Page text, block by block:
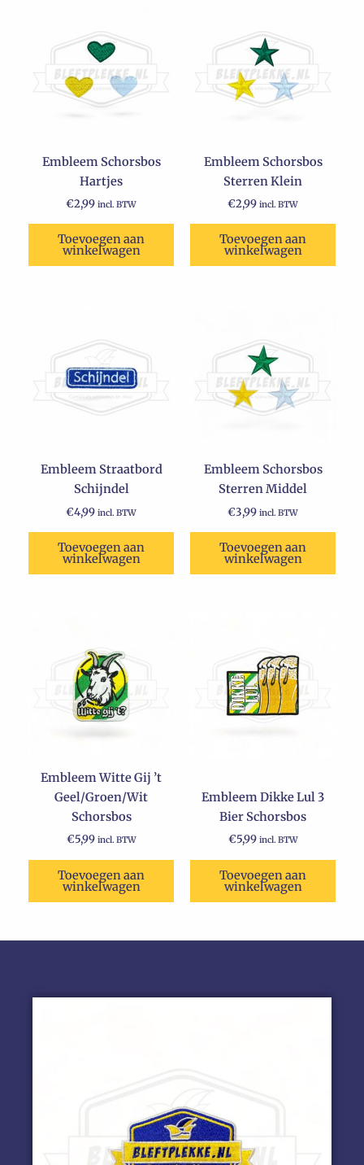
Embleem Schorsbos
Hartjes
€2,99 incl. BTW
Toevoegen aan
winkelwagen
Embleem Schorsbos
Sterren Klein
€2,99 incl. BTW
Toevoegen aan
winkelwagen
Embleem Straatbord
Schijndel
€4,99 incl. BTW
Toevoegen aan
winkelwagen
Embleem Schorsbos
Sterren Middel
€3,99 incl. BTW
Toevoegen aan
winkelwagen
Embleem Witte Gij ’t
Geel/Groen/Wit
Schorsbos
€5,99 incl. BTW
Toevoegen aan
winkelwagen
Embleem Dikke Lul 3
Bier Schorsbos
€5,99 incl. BTW
Toevoegen aan
winkelwagen